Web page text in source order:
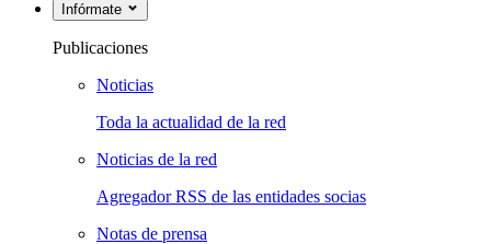
Infórmate
Publicaciones
Noticias
Toda la actualidad de la red
Noticias de la red
Agregador RSS de las entidades socias
Notas de prensa